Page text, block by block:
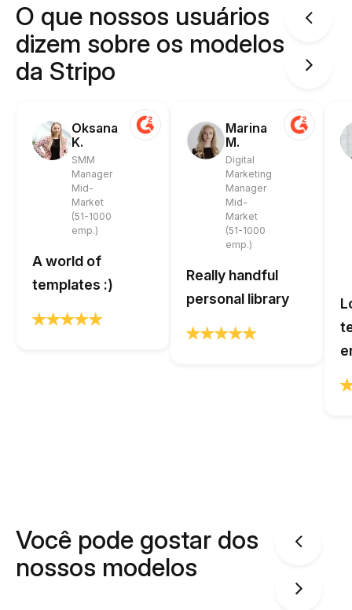
O que nossos usuários
dizem sobre os modelos
da Stripo
Oksana
K.
SMM
Manager
Mid-
Market
(51-1000
emp.)
A world of
templates :)
Marina
M.
Digital
Marketing
Manager
Mid-
Market
(51-1000
emp.)
Really handful
personal library
Você pode gostar dos
nossos modelos